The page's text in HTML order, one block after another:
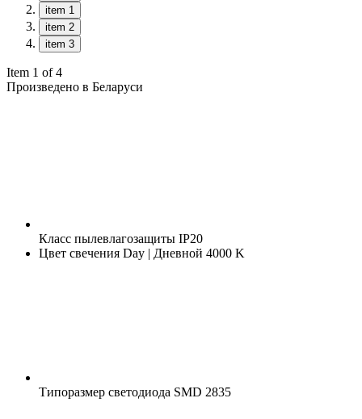
item 1
item 2
item 3
Item 1 of 4
Произведено в Беларуси
Класс пылевлагозащиты IP20
Цвет свечения Day | Дневной 4000 K
Типоразмер светодиода SMD 2835